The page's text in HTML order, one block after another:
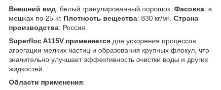
Внешний вид: белый гранулированный порошок. Фасовка: в
мешках по 25 кг. Плотность вещества: 830 кг/м³. Страна
производства: Россия.
Superfloc A115V применяется для ускорения процессов
агрегации мелких частиц и образования крупных флокул, что
значительно улучшает эффективность очистки воды и других
жидкостей.
Области применения: